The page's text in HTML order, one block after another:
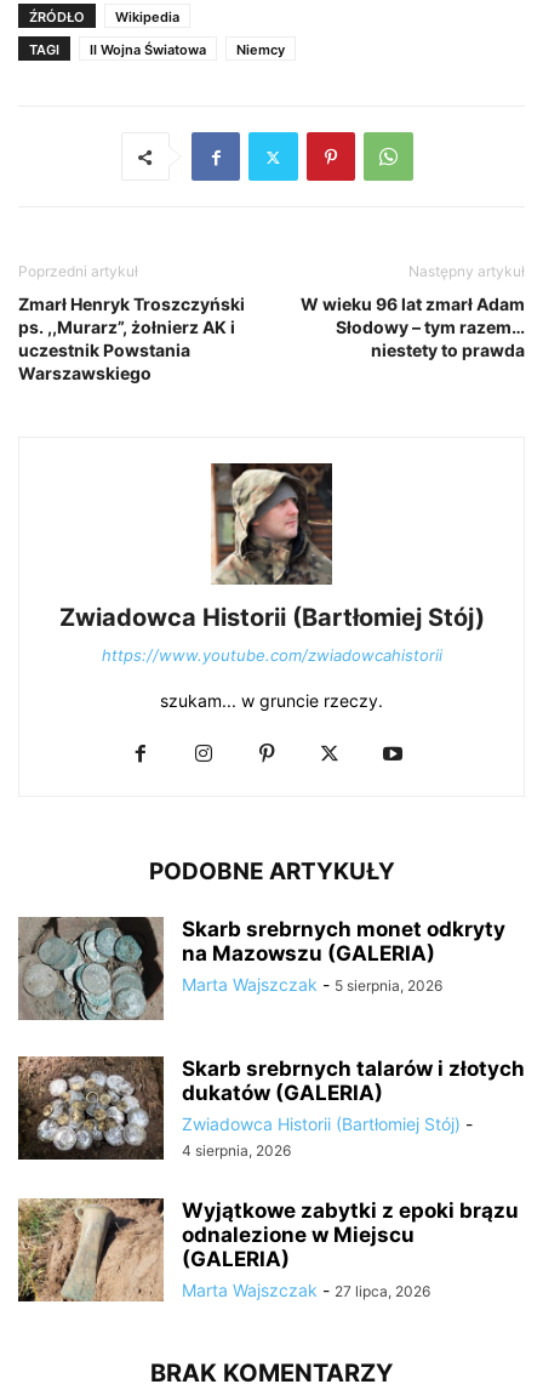
ŹRÓDŁO
Wikipedia
TAGI
II Wojna Światowa Niemcy
Poprzedni artykuł
Zmarł Henryk Troszczyński
ps. ,,Murarz”, żołnierz AK i
uczestnik Powstania
Warszawskiego
Następny artykuł
W wieku 96 lat zmarł Adam
Słodowy – tym razem…
niestety to prawda
Zwiadowca Historii (Bartłomiej Stój)
https://www.youtube.com/zwiadowcahistorii
szukam... w gruncie rzeczy.
PODOBNE ARTYKUŁY
Skarb srebrnych monet odkryty
na Mazowszu (GALERIA)
Marta Wajszczak - 5 sierpnia, 2026
Skarb srebrnych talarów i złotych
dukatów (GALERIA)
Zwiadowca Historii (Bartłomiej Stój) -
4 sierpnia, 2026
Wyjątkowe zabytki z epoki brązu
odnalezione w Miejscu
(GALERIA)
Marta Wajszczak - 27 lipca, 2026
BRAK KOMENTARZY